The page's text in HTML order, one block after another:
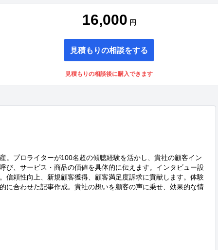
16,000 円
見積もりの相談をする
見積もりの相談後に購入できます
。プロライターが100名超の傾聴経験を活かし、貴社の顧客イン
び、サービス・商品の価値を具体的に伝えます。インタビュー設
信頼性向上、新規顧客獲得、顧客満足度訴求に貢献します。体験
に合わせた記事作成。貴社の想いを顧客の声に乗せ、効果的な情